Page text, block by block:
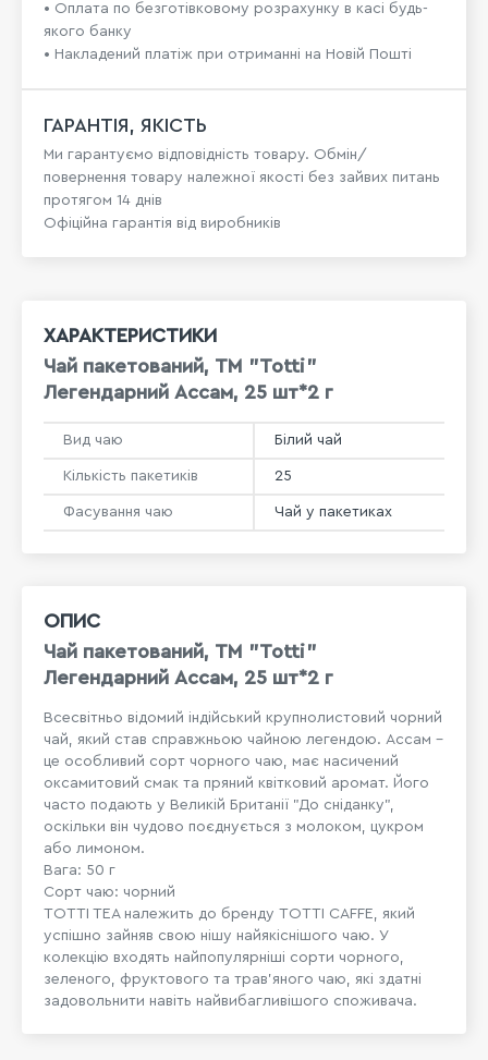
• Оплата по безготівковому розрахунку в касі будь-
якого банку
• Накладений платіж при отриманні на Новій Пошті
ГАРАНТІЯ, ЯКІСТЬ
Ми гарантуємо відповідність товару. Обмін/
повернення товару належної якості без зайвих питань
протягом 14 днів
Офіційна гарантія від виробників
ОПИС
Чай пакетований, TM "Totti"
Легендарний Ассам, 25 шт*2 г
Всесвітньо відомий індійський крупнолистовий чорний
чай, який став справжньою чайною легендою. Ассам –
це особливий сорт чорного чаю, має насичений
оксамитовий смак та пряний квітковий аромат. Його
часто подають у Великій Британії "До сніданку",
оскільки він чудово поєднується з молоком, цукром
або лимоном.
Вага: 50 г
Сорт чаю: чорний
TOTTI TEA належить до бренду TOTTI CAFFE, який
успішно зайняв свою нішу найякіснішого чаю. У
колекцію входять найпопулярніші сорти чорного,
зеленого, фруктового та трав'яного чаю, які здатні
задовольнити навіть найвибагливішого споживача.
ХАРАКТЕРИСТИКИ
Чай пакетований, TM "Totti"
Легендарний Ассам, 25 шт*2 г
Вид чаю Білий чай
Кількість пакетиків 25
Фасування чаю Чай у пакетиках